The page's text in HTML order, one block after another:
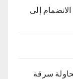
إلى
سرقة